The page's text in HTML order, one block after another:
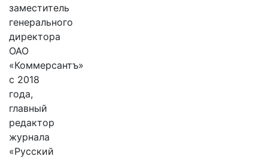
заместитель
генерального
директора
ОАО
«Коммерсантъ»
с 2018
года,
главный
редактор
журнала
«Русский